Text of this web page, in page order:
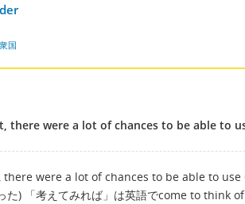
国
there were a lot of chances to be able to
were a lot of chances to be able to use
た) 「考えてみれば」は英語でcome to think of